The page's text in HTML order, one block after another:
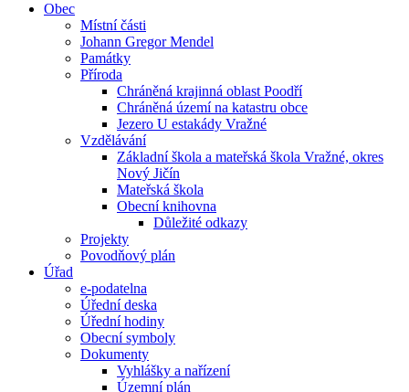
Obec
Místní části
Johann Gregor Mendel
Památky
Příroda
Chráněná krajinná oblast Poodří
Chráněná území na katastru obce
Jezero U estakády Vražné
Vzdělávání
Základní škola a mateřská škola Vražné, okres
Nový Jičín
Mateřská škola
Obecní knihovna
Důležité odkazy
Projekty
Povodňový plán
Úřad
e-podatelna
Úřední deska
Úřední hodiny
Obecní symboly
Dokumenty
Vyhlášky a nařízení
Územní plán